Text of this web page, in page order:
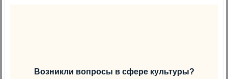
Возникли вопросы в сфере культуры?